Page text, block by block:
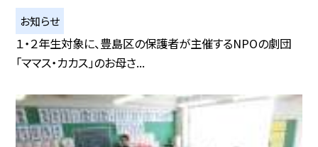
お知らせ
１・２年生対象に、豊島区の保護者が主催するNPOの劇団
「ママス・カカス」のお母さ...